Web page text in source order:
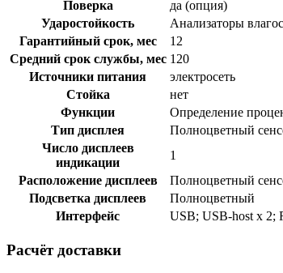
Поверка
да (опция)
Ударостойкость
Анализаторы
Гарантийный срок, мес
12
Средний срок службы, мес 120
Источники питания
электросеть
Стойка
нет
Функции
Определение
Тип дисплея
Полноцветный
Число дисплеев
индикации
1
Расположение дисплеев
Полноцветный
Подсветка дисплеев
Полноцветный
Интерфейс
USB; USB-host x 2;
Расчёт доставки